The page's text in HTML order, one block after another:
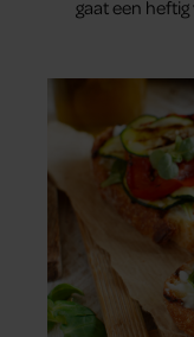
gaat een